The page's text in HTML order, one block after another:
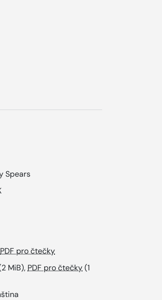
Spears
PDF pro čtečky
MiB), PDF pro čtečky(1